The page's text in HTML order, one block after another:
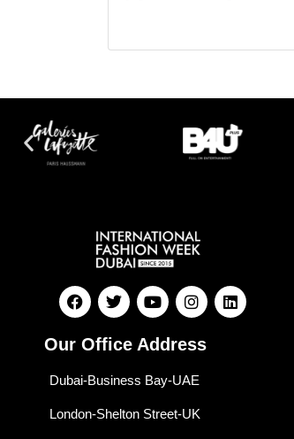
Our Office Address
Dubai-Business Bay-UAE
London-Shelton Street-UK